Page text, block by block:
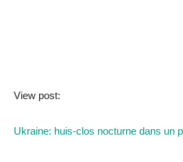
View post:
Ukraine: huis-clos nocturne dans un